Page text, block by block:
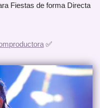
Fiestas de forma Directa
✅